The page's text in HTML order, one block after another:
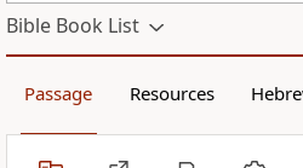
Bible Book List
Passage Resources